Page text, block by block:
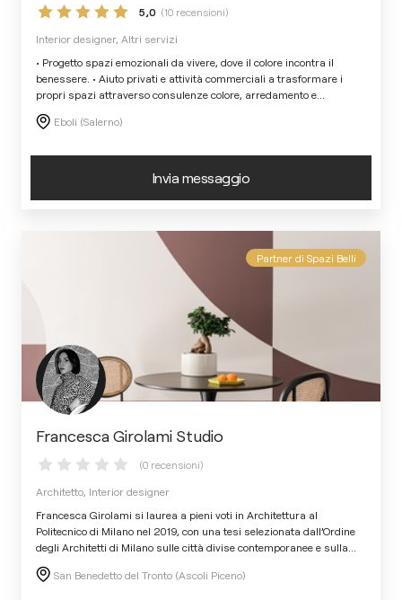
5,0 (10 recensioni)
Interior designer, Altri servizi
• Progetto spazi emozionali da vivere, dove il colore incontra il
benessere. • Aiuto privati e attività commerciali a trasformare i
propri spazi attraverso consulenze colore, arredamento e
Eboli (Salerno)
Invia messaggio
Partner di Spazi Belli
Francesca Girolami Studio
(0 recensioni)
Architetto, Interior designer
Francesca Girolami si laurea a pieni voti in Architettura al
Politecnico di Milano nel 2019, con una tesi selezionata dall’Ordine
degli Architetti di Milano sulle città divise contemporanee e sulla
San Benedetto del Tronto (Ascoli Piceno)